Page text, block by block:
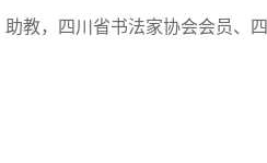
助教，四川省书法家协会会员、四